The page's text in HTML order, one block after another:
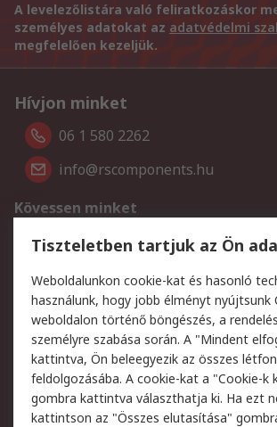
A levelezőlistára való feliratkozáskor
személyes adatokat az adatvédelmi
megfelelően kezeljük.
Hívjon minket
06 1 580 2262
info@rscomponents.hu
Kövessen minket
Fizetési módok
Szolgáltatásaink
Csomag
nyomonkövetése
Tiszteletben tartjuk az Ön
Weboldalunkon cookie-kat és hasonló
használunk, hogy jobb élményt nyújtsunk
weboldalon történő böngészés, a
személyre szabása során. A "Mindent
kattintva, Ön beleegyezik az összes
feldolgozásába. A cookie-kat a "Cookie-k
gombra kattintva választhatja ki. Ha ezt
kattintson az "Összes elutasítása"